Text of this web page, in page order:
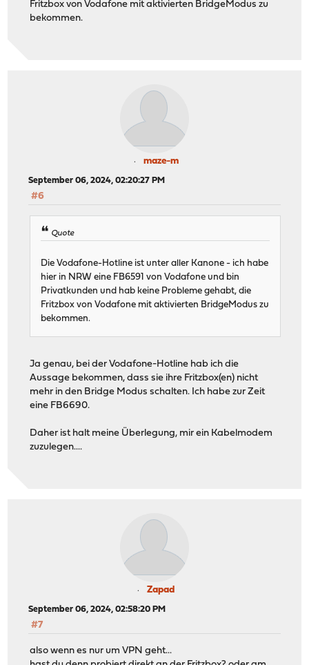
Fritzbox von Vodafone mit aktivierten BridgeModus zu
bekommen.
maze-m
September 06, 2024, 02:20:27 PM
#6
Quote
Die Vodafone-Hotline ist unter aller Kanone - ich habe
hier in NRW eine FB6591 von Vodafone und bin
Privatkunden und hab keine Probleme gehabt, die
Fritzbox von Vodafone mit aktivierten BridgeModus zu
bekommen.
Ja genau, bei der Vodafone-Hotline hab ich die
Aussage bekommen, dass sie ihre Fritzbox(en) nicht
mehr in den Bridge Modus schalten. Ich habe zur Zeit
eine FB6690.
Daher ist halt meine Überlegung, mir ein Kabelmodem
zuzulegen....
Zapad
September 06, 2024, 02:58:20 PM
#7
also wenn es nur um VPN geht...